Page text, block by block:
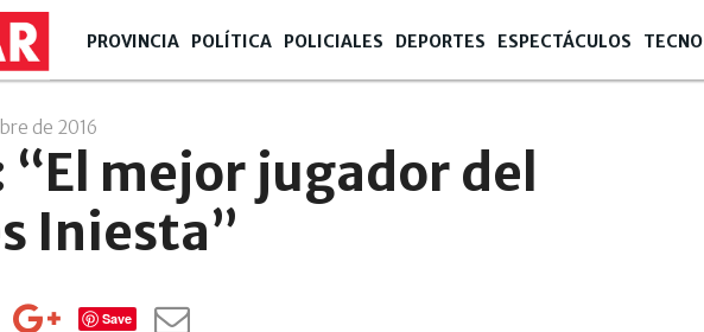
PROVINCIA POLÍTICA POLICIALES DEPORTES ESPECTÁCULOS TECNO
de 2016
mejor jugador del
Iniesta”
Save